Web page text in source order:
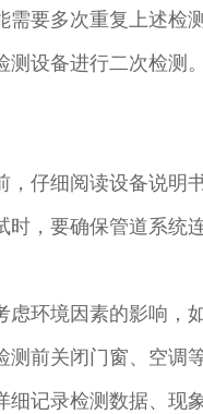
需要多次重复上述检
设备进行二次检测。​
仔细阅读设备说明
时，要确保管道系统
虑环境因素的影响，
前关闭门窗、空调
记录检测数据、现